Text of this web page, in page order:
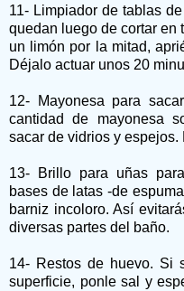
11- Limpiador de tablas
quedan luego de cortar en
un limón por la mitad,
Déjalo actuar unos 20
12- Mayonesa para
cantidad de mayonesa
sacar de vidrios y
13- Brillo para uñas
bases de latas -de
barniz incoloro. Así
diversas partes del baño.
14- Restos de huevo. Si
superficie, ponle sal y